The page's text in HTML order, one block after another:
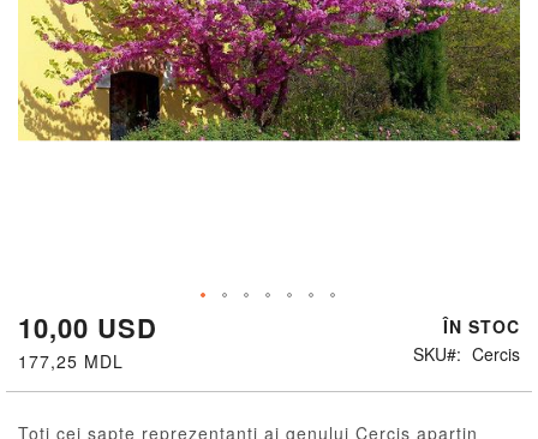
10,00 USD
177,25 MDL
ÎN STOC
SKU
Cercis
Toți cei șapte reprezentanți ai genului Cercis aparțin
Skip
the
beginning
of